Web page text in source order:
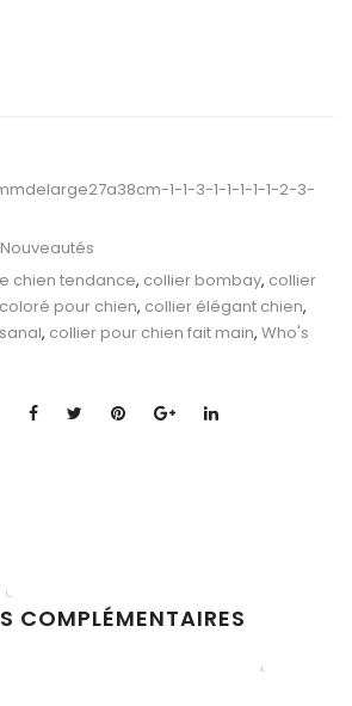
1-1-3-1-1-1-1-1-2-3-
Nouveautés
chien tendance, collier bombay, collier
pour chien, collier élégant chien,
, collier pour chien fait main, Who's
COMPLÉMENTAIRES